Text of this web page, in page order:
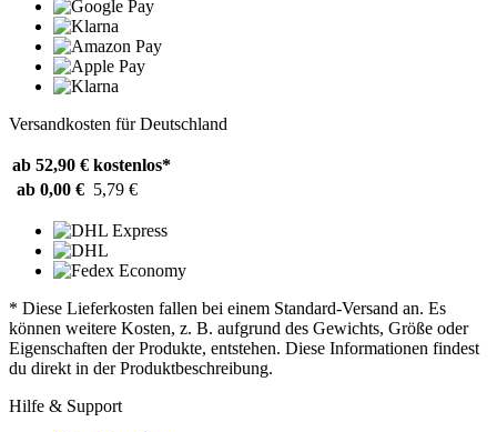
Versandkosten für Deutschland
ab 52,90 € kostenlos*
ab 0,00 € 5,79 €
* Diese Lieferkosten fallen bei einem Standard-Versand an. Es
können weitere Kosten, z. B. aufgrund des Gewichts, Größe oder
Eigenschaften der Produkte, entstehen. Diese Informationen findest
du direkt in der Produktbeschreibung.
Hilfe & Support